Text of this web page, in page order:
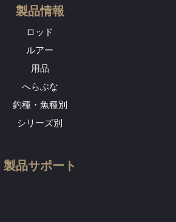
製品情報
ロッド
ルアー
用品
へらぶな
釣種・魚種別
シリーズ別
製品サポート